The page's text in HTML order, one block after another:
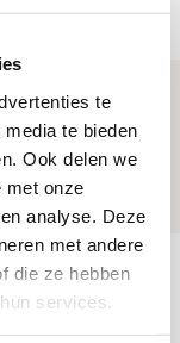
te
te bieden
Ook delen we
met onze
analyse. Deze
met andere
die ze hebben
services.
en